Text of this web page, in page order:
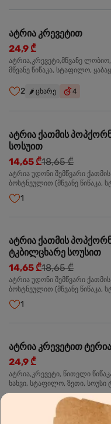
ატრია კრევეტით
24,9 ₾
ატრია,კრევეტი,მწვანე
მწვანე წიწაკა, სტაფილო,
მწვანე ხახვი, სეზამი,
2 🌶️ ცხარე 4
ატრია ქათმის
სოსუით
14,65 ₾18,65 ₾
ატრია უდონი შემწვარი
ბოსტნეულით (მწვანე წიწაკა, სტაფილო, ყაბაყი და
ნიორი) ტერიაკის სოუსით,
მარცვლები,ხახვი,მწვანე ხახვი
1
ატრია ქათმის
ტკბილცხარე სოუსით
14,65 ₾18,65 ₾
ატრია უდონი შემწვარი
ბოსტნეულით (მწვანე წიწაკა, სტაფილო, ყაბაყი და
ნიორი) ტკბილ-ცხარე სოუსით,
სეზამის
1
ატრია კრევეტით
24,9 ₾
ატრია,კრევეტი, წითელი
ხახვი, სტაფილო, ზეთი, სოუსი
მწვანე ხახვი, ნიორი